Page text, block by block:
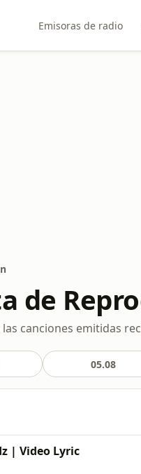
Emisoras de radio
de
las canciones emitidas
05.08
| Video Lyric